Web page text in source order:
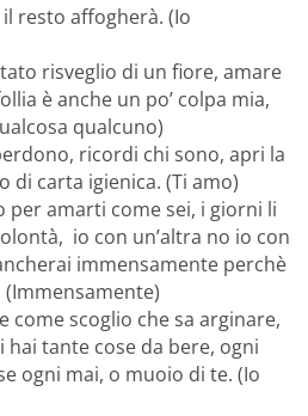
resto affogherà. (Io
risveglio di un fiore, amare
è anche un po’ colpa mia,
qualcuno)
ricordi chi sono, apri la
di carta igienica. (Ti amo)
per amarti come sei, i giorni li
io con un’altra no io con
immensamente perchè
come scoglio che sa arginare,
tante cose da bere, ogni
ogni mai, o muoio di te. (Io